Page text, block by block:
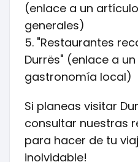
(enlace a un
generales)
5. "Restaurantes
Durrës" (enlace a
gastronomía local)
Si planeas visitar
consultar nuestras
para hacer de tu
inolvidable!